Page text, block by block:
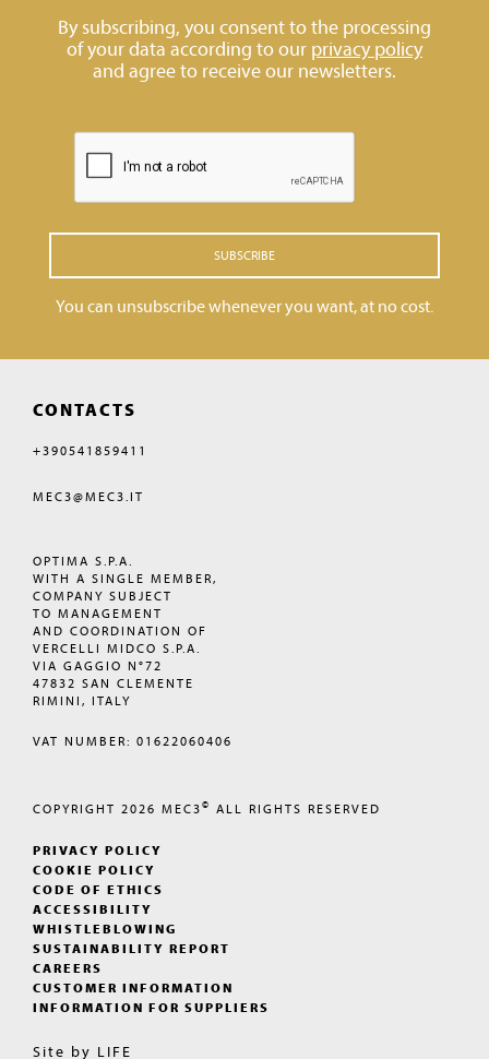
By subscribing, you consent to the processing
of your data according to our privacy policy
and agree to receive our newsletters.
SUBSCRIBE
You can unsubscribe whenever you want, at no cost.
CONTACTS
+390541859411
MEC3@MEC3.IT
OPTIMA S.P.A.
WITH A SINGLE MEMBER,
COMPANY SUBJECT
TO MANAGEMENT
AND COORDINATION OF
VERCELLI MIDCO S.P.A.
VIA GAGGIO N°72
47832 SAN CLEMENTE
RIMINI, ITALY
VAT NUMBER: 01622060406
COPYRIGHT 2026 MEC3© ALL RIGHTS RESERVED
PRIVACY POLICY
COOKIE POLICY
CODE OF ETHICS
ACCESSIBILITY
WHISTLEBLOWING
SUSTAINABILITY REPORT
CAREERS
CUSTOMER INFORMATION
INFORMATION FOR SUPPLIERS
Site by LIFE